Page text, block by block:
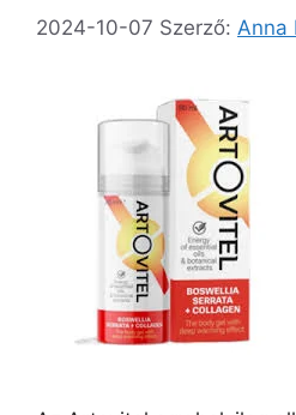
2024-10-07 Szerző: Anna